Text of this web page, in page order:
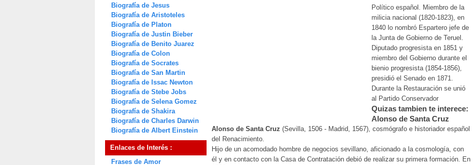
Biografía de Jesus
Biografía de Aristoteles
Biografía de Platon
Biografía de Justin Bieber
Biografía de Benito Juarez
Biografía de Colon
Biografía de Socrates
Biografía de San Martin
Biografía de Issac Newton
Biografía de Stebe Jobs
Biografía de Selena Gomez
Biografía de Shakira
Biografía de Charles Darwin
Biografía de Albert Einstein
Enlaces de Interés :
Frases de Amor
Político español. Miembro de la
milicia nacional (1820-1823), en
1840 lo nombró Espartero jefe de
la Junta de Gobierno de Teruel.
Diputado progresista en 1851 y
miembro del Gobierno durante el
bienio progresista (1854-1856),
presidió el Senado en 1871.
Durante la Restauración se unió
al Partido Conservador
Quizas tambien te interece:
Alonso de Santa Cruz
Alonso de Santa Cruz (Sevilla, 1506 - Madrid, 1567), cosmógrafo e historiador español
del Renacimiento.
Hijo de un acomodado hombre de negocios sevillano, aficionado a la cosmología, con
él y en contacto con la Casa de Contratación debió de realizar su primera formación. En